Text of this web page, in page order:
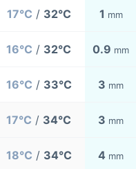
17°C / 32°C 1 mm
16°C / 32°C 0.9 mm
16°C / 33°C 3 mm
17°C / 34°C 3 mm
18°C / 34°C 4 mm